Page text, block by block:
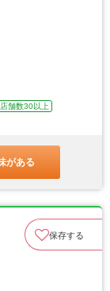
店舗数30以上
がある
保存する